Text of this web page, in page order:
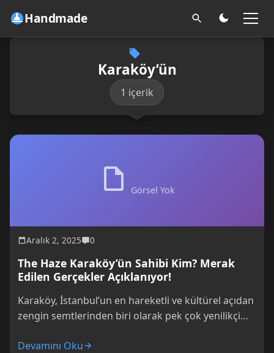
Handmade
Karaköy’ün
1 içerik
Görsel Yok
Aralık 2, 2025 0
The Haze Karaköy’ün Sahibi Kim? Merak
Edilen Gerçekler Açıklanıyor!
Karaköy, İstanbul’un en hareketli ve kültürel açıdan
zengin semtlerinden biri olarak pek çok yenilikçi
Devamını Oku